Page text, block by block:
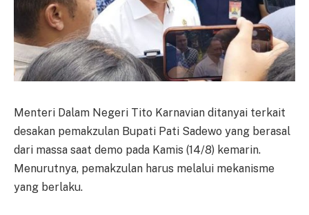
Menteri Dalam Negeri Tito Karnavian ditanyai terkait
desakan pemakzulan Bupati Pati Sadewo yang berasal
dari massa saat demo pada Kamis (14/8) kemarin.
Menurutnya, pemakzulan harus melalui mekanisme
yang berlaku.